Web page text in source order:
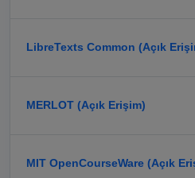
LibreTexts Common (Açık
MERLOT (Açık Erişim)
MIT OpenCourseWare (Açık